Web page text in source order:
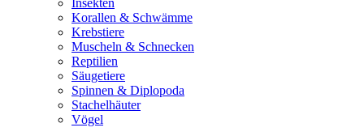
Insekten
Korallen & Schwämme
Krebstiere
Muscheln & Schnecken
Reptilien
Säugetiere
Spinnen & Diplopoda
Stachelhäuter
Vögel